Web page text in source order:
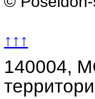
↑↑↑
140004,